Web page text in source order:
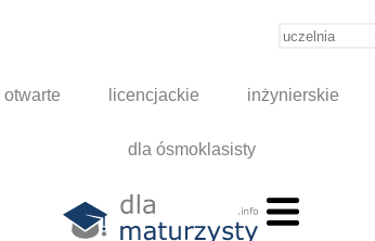
otwarte licencjackie inżynierskie
dla ósmoklasisty